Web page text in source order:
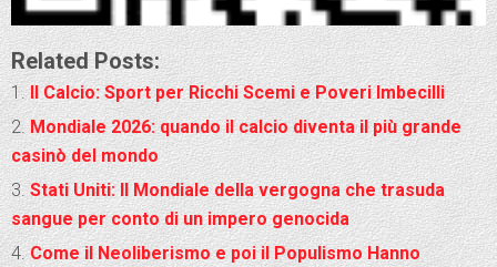
Related Posts:
Il Calcio: Sport per Ricchi Scemi e Poveri Imbecilli
Mondiale 2026: quando il calcio diventa il più grande
casinò del mondo
Stati Uniti: Il Mondiale della vergogna che trasuda
sangue per conto di un impero genocida
Come il Neoliberismo e poi il Populismo Hanno